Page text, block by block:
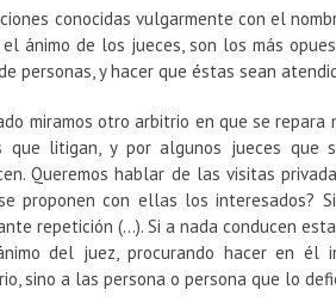
conocidas vulgarmente con el
ánimo de los jueces, son los más
personas, y hacer que éstas sean
miramos otro arbitrio en que se
litigan, y por algunos jueces que
Queremos hablar de las visitas
proponen con ellas los
repetición (…). Si a nada conducen
del juez, procurando hacer en él
sino a las persona o persona que lo